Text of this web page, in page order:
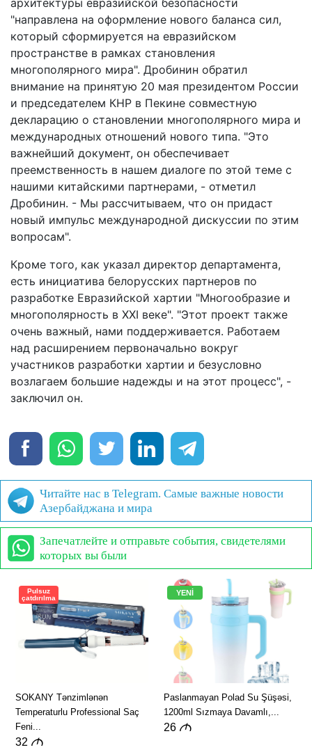
архитектуры евразийской безопасности
"направлена на оформление нового баланса сил,
который сформируется на евразийском
пространстве в рамках становления
многополярного мира". Дробинин обратил
внимание на принятую 20 мая президентом России
и председателем КНР в Пекине совместную
декларацию о становлении многополярного мира и
международных отношений нового типа. "Это
важнейший документ, он обеспечивает
преемственность в нашем диалоге по этой теме с
нашими китайскими партнерами, - отметил
Дробинин. - Мы рассчитываем, что он придаст
новый импульс международной дискуссии по этим
вопросам".
Кроме того, как указал директор департамента,
есть инициатива белорусских партнеров по
разработке Евразийской хартии "Многообразие и
многополярность в XXI веке". "Этот проект также
очень важный, нами поддерживается. Работаем
над расширением первоначально вокруг
участников разработки хартии и безусловно
возлагаем большие надежды и на этот процесс", -
заключил он.
Читайте нас в Telegram. Самые важные новости
Азербайджана и мира
Запечатлейте и отправьте события, свидетелями
которых вы были